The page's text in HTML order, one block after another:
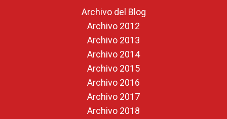
Archivo del Blog
Archivo 2012
Archivo 2013
Archivo 2014
Archivo 2015
Archivo 2016
Archivo 2017
Archivo 2018